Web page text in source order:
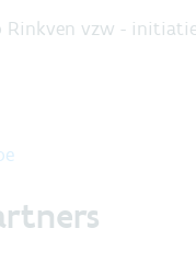
vzw -